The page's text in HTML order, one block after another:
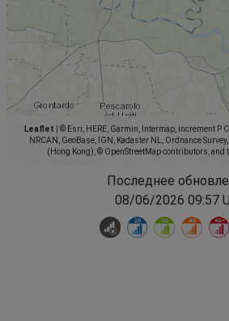
Leaflet
© Esri, HERE, Garmin, Intermap, increment P
NRCAN, GeoBase, IGN, Kadaster NL, Ordnance
(Hong Kong), © OpenStreetMap contributors, and
Последнее
08/06/2026 09:57